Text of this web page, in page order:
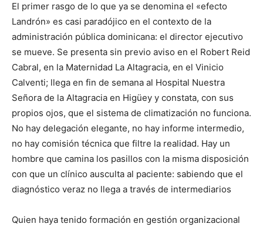
El primer rasgo de lo que ya se denomina el «efecto
Landrón» es casi paradójico en el contexto de la
administración pública dominicana: el director ejecutivo
se mueve. Se presenta sin previo aviso en el Robert Reid
Cabral, en la Maternidad La Altagracia, en el Vinicio
Calventi; llega en fin de semana al Hospital Nuestra
Señora de la Altagracia en Higüey y constata, con sus
propios ojos, que el sistema de climatización no funciona.
No hay delegación elegante, no hay informe intermedio,
no hay comisión técnica que filtre la realidad. Hay un
hombre que camina los pasillos con la misma disposición
con que un clínico ausculta al paciente: sabiendo que el
diagnóstico veraz no llega a través de intermediarios
Quien haya tenido formación en gestión organizacional